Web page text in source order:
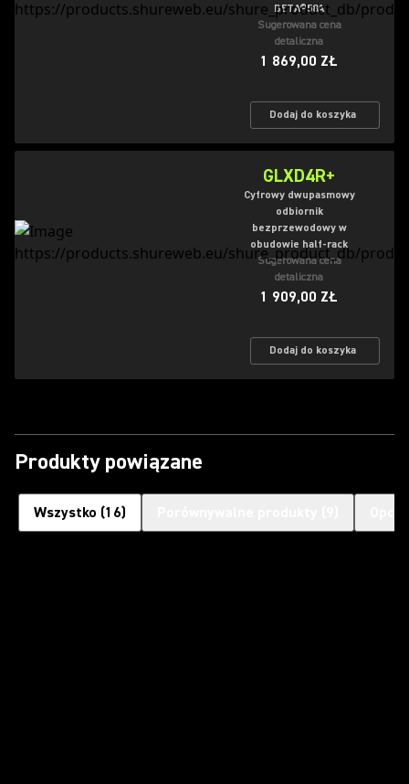
BETA®58A
Sugerowana cena
detaliczna
1 869,00 ZŁ
Dodaj do koszyka
GLXD4R+
Cyfrowy dwupasmowy
odbiornik
bezprzewodowy w
obudowie half-rack
Sugerowana cena
detaliczna
1 909,00 ZŁ
Dodaj do koszyka
Produkty powiązane
Wszystko (16)